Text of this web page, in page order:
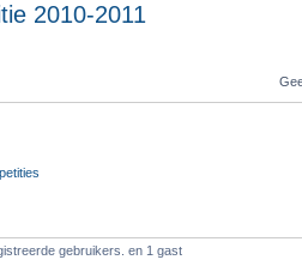
2010-2011
gebruikers. en 1 gast